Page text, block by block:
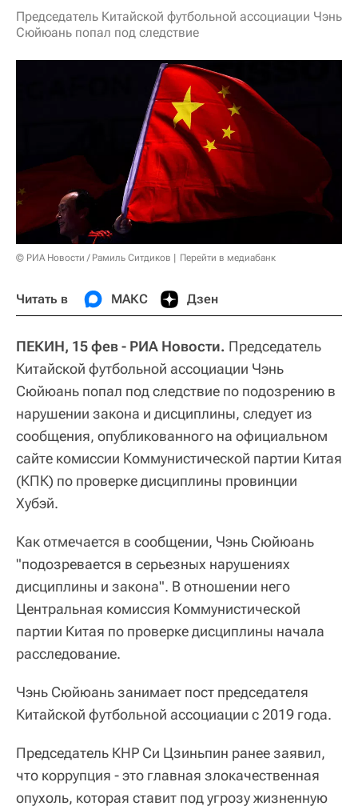
Председатель Китайской футбольной ассоциации Чэнь
Сюйюань попал под следствие
© РИА Новости / Рамиль Ситдиков Перейти в медиабанк
Читать в МАКС Дзен
ПЕКИН, 15 фев - РИА Новости. Председатель
Китайской футбольной ассоциации Чэнь
Сюйюань попал под следствие по подозрению в
нарушении закона и дисциплины, следует из
сообщения, опубликованного на официальном
сайте комиссии Коммунистической партии Китая
(КПК) по проверке дисциплины провинции
Хубэй.
Как отмечается в сообщении, Чэнь Сюйюань
"подозревается в серьезных нарушениях
дисциплины и закона". В отношении него
Центральная комиссия Коммунистической
партии Китая по проверке дисциплины начала
расследование.
Чэнь Сюйюань занимает пост председателя
Китайской футбольной ассоциации с 2019 года.
Председатель КНР Си Цзиньпин ранее заявил,
что коррупция - это главная злокачественная
опухоль, которая ставит под угрозу жизненную